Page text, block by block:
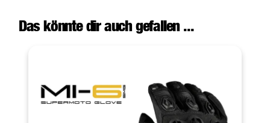
Das könnte dir auch gefallen ...